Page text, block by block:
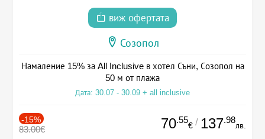
виж офертата
Созопол
Намаление 15% за All Inclusive в хотел Съни, Созопол на
50 м от плажа
Дата: 30.07 - 30.09 + all inclusive
-15%
83.00€ 70.55
€ / 137.98
лв.